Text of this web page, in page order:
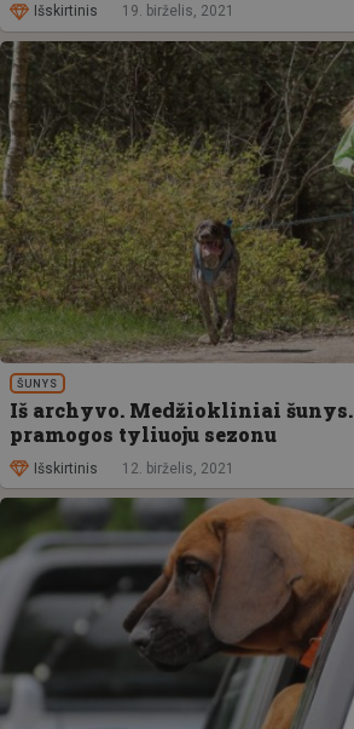
Išskirtinis 19. birželis, 2021
ŠUNYS
Iš archyvo. Medžiokliniai
pramogos tyliuoju sezonu
Išskirtinis 12. birželis, 2021